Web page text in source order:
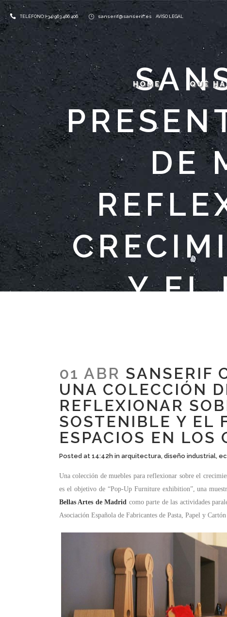
TELÉFONO: (+34) 963 466 406 sanserif@sanserif.es AVISO LEGAL
HOME QUÉ
DE
Y EL
01 ABR SANSERIF
UNA COLECCIÓN
REFLEXIONAR
SOSTENIBLE Y EL
ESPACIOS EN LOS
Posted at 14:42h in arquitectura, diseño industrial,
Una colección de muebles para reflexionar sobre el
es el objetivo de “Pop-Up Furniture exhibition”, una
Bellas Artes de Madrid como parte de las actividades
Asociación Española de Fabricantes de Pasta, Papel y